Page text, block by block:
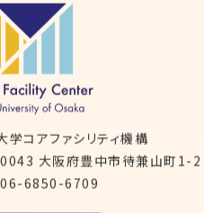
学コアファシリティ機構
大阪府豊中市待兼山町1-2